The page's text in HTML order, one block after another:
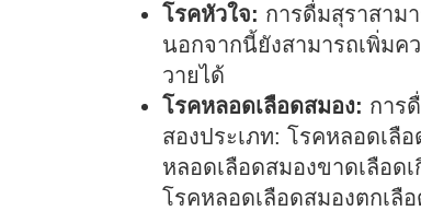
โรคหัวใจ: การดื่มสุราสาม
นอกจากนี้ยังสามารถเพิ่มค
วายได้
โรคหลอดเลือดสมอง: การ
สองประเภท: โรคหลอดเลื
หลอดเลือดสมองขาดเลือด
โรคหลอดเลือดสมองตกเลื